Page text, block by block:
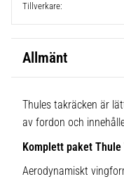
Tillverkare
Allmänt
Thules takräcken är
av fordon och
Komplett paket
Aerodynamiskt